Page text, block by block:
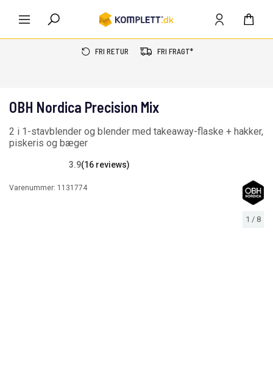
FRI RETUR FRI FRAGT*
1 / 8
OBH Nordica Precision Mix
2 i 1-stavblender og blender med takeaway-flaske + hakker,
piskeris og bæger
3.9(16 reviews)
Varenummer: 1131774